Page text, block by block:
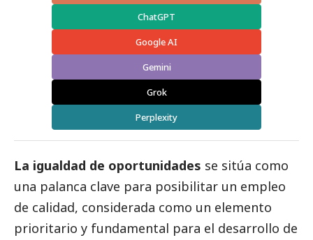
ChatGPT
Google AI
Gemini
Grok
Perplexity
La igualdad de oportunidades se sitúa como
una palanca clave para posibilitar un empleo
de calidad, considerada como un elemento
prioritario y fundamental para el desarrollo de